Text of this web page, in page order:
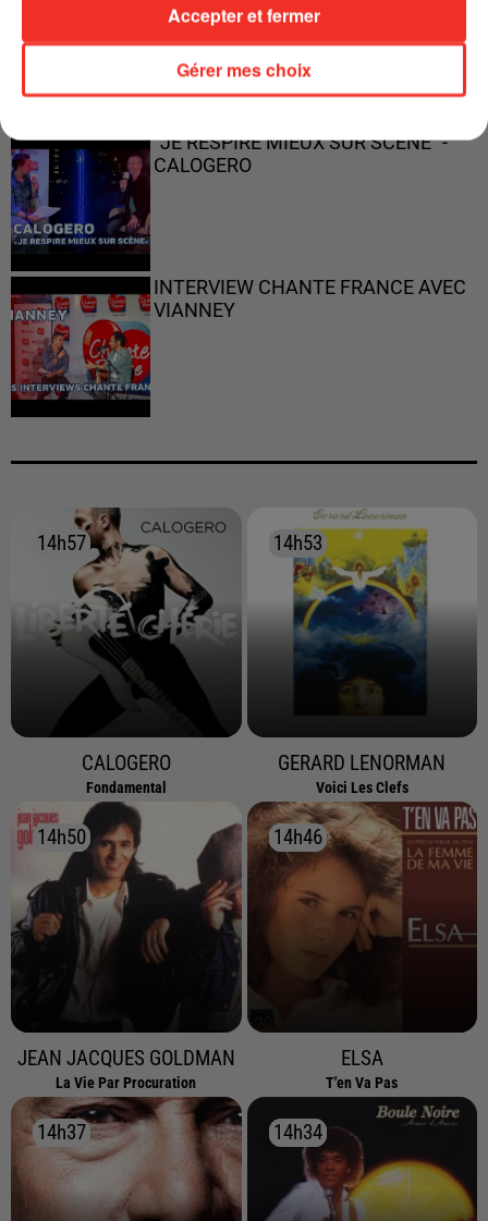
PARFAITS"
"JE RESPIRE MIEUX SUR SCÈNE" -
CALOGERO
INTERVIEW CHANTE FRANCE AVEC
VIANNEY
14h57
14h57
CALOGERO
Fondamental
14h53
14h53
GERARD LENORMAN
Voici Les Clefs
14h50
14h50
JEAN JACQUES GOLDMAN
La Vie Par Procuration
14h46
14h46
ELSA
T'en Va Pas
14h37
14h37 14h34
14h34
Gérer mes choix
Accepter et fermer